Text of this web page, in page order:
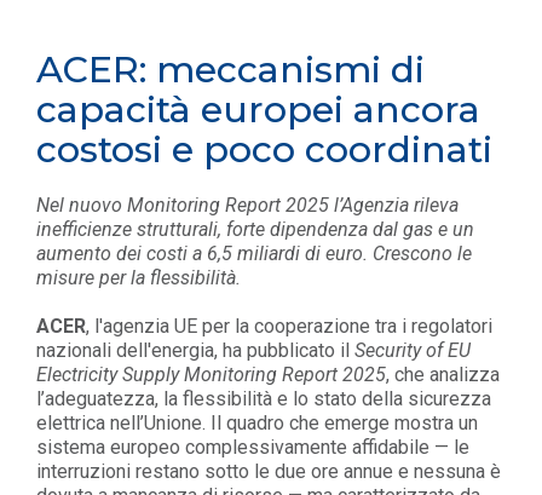
ACER: meccanismi di
capacità europei ancora
costosi e poco coordinati
Nel nuovo Monitoring Report 2025 l’Agenzia rileva
inefficienze strutturali, forte dipendenza dal gas e un
aumento dei costi a 6,5 miliardi di euro. Crescono le
misure per la flessibilità.
ACER, l'agenzia UE per la cooperazione tra i regolatori
nazionali dell'energia, ha pubblicato il Security of EU
Electricity Supply Monitoring Report 2025, che analizza
l’adeguatezza, la flessibilità e lo stato della sicurezza
elettrica nell’Unione. Il quadro che emerge mostra un
sistema europeo complessivamente affidabile — le
interruzioni restano sotto le due ore annue e nessuna è